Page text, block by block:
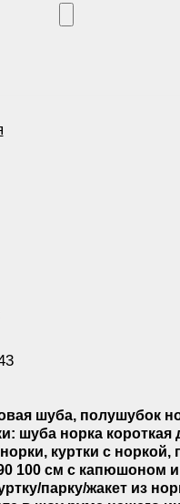
шуба, полушубок
: шуба норка
куртки с
100 см с капюшоном
парку/жакет из